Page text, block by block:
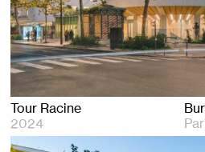
Tour Racine
2024